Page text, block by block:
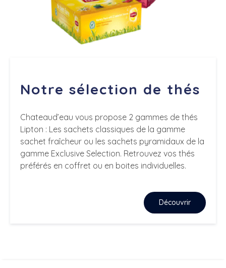
Notre sélection de thés
Chateaud’eau vous propose 2 gammes de thés
Lipton : Les sachets classiques de la gamme
sachet fraîcheur ou les sachets pyramidaux de la
gamme Exclusive Selection. Retrouvez vos thés
préférés en coffret ou en boites individuelles.
Découvrir